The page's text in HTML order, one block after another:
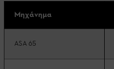
Μηχάνημα
ASA 65